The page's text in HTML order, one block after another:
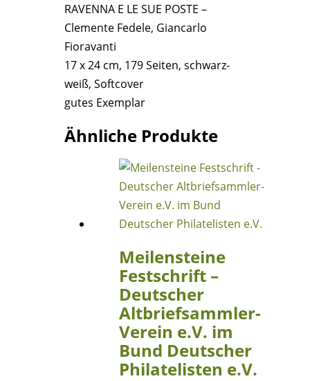
Fedele,
Giancarlo
Fioravanti
Menge
RAVENNA E LE SUE POSTE –
Clemente Fedele, Giancarlo
Fioravanti
17 x 24 cm, 179 Seiten, schwarz-
weiß, Softcover
gutes Exemplar
Ähnliche Produkte
Meilensteine
Festschrift –
Deutscher
Altbriefsammler-
Verein e.V. im
Bund Deutscher
Philatelisten e.V.